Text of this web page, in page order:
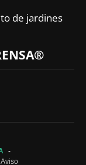
de jardines
-
Aviso